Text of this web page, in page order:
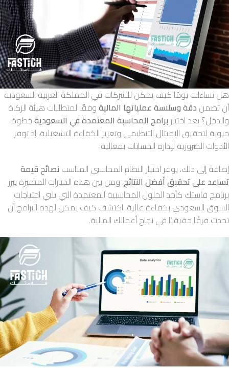
هل تساءلت يومًا كيف يمكن للشركات في المملكة العربية السعودية
أن تضمن دقة وسلاسة عملياتها الماليةوفقًا لمتطلبات هيئة الزكاة
والدخل؟ يعد اختيار برامج المحاسبة المعتمدة في السعوديةخطوة
حيوية لتحقيق الامتثال التنظيمي وتعزيز الكفاءة التشغيلية، إذ توفر
الأدوات الضرورية لإدارة الحسابات بفعالية.
إضافة إلى ذلك، يوفر اختيار النظام المحاسبي المناسب نصائح قيمة
تساعد على تحقيق أفضل النتائج، ومن بين هذه الخيارات المتميزة يبرز
برنامج فاستك كأحد الحلول المحاسبية المعتمدة التي تلبي احتياجات
السوق السعودي بكفاءة عالية. اكتشف كيف يمكن لهذه البرامج أن
تحدث فرقًا حقيقيًا في نجاح أعمالك المالية.